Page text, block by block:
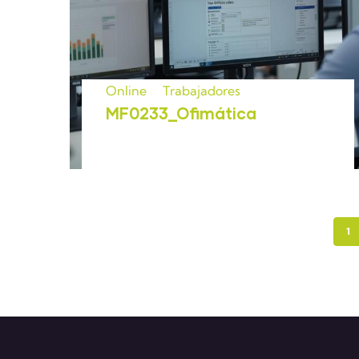
Online Trabajadores
MF0233_Ofimática
1